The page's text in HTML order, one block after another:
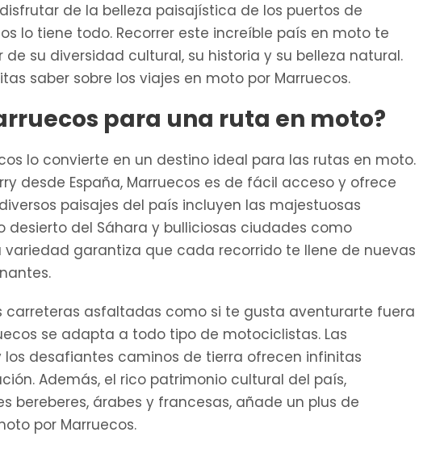
de la belleza paisajística de los puertos de
lo tiene todo. Recorrer este increíble país en moto te
su diversidad cultural, su historia y su belleza natural.
saber sobre los viajes en moto por Marruecos.
para una ruta en moto?
lo convierte en un destino ideal para las rutas en moto.
desde España, Marruecos es de fácil acceso y ofrece
paisajes del país incluyen las majestuosas
desierto del Sáhara y bulliciosas ciudades como
variedad garantiza que cada recorrido te llene de nuevas
carreteras asfaltadas como si te gusta aventurarte fuera
se adapta a todo tipo de motociclistas. Las
desafiantes caminos de tierra ofrecen infinitas
Además, el rico patrimonio cultural del país,
bereberes, árabes y francesas, añade un plus de
por Marruecos.